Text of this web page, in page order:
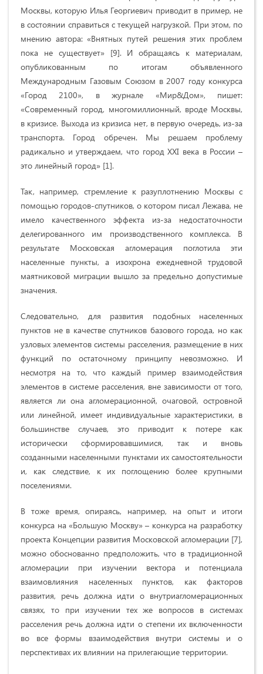
Москвы, которую Илья Георгиевич приводит в пример, не
в состоянии справиться с текущей нагрузкой. При этом, по
мнению автора: «Внятных путей решения этих проблем
пока не существует» [9]. И обращаясь к материалам,
опубликованным по итогам объявленного
Международным Газовым Союзом в 2007 году конкурса
«Город 2100», в журнале «Мир&Дом», пишет:
«Современный город, многомиллионный, вроде Москвы,
в кризисе. Выхода из кризиса нет, в первую очередь, из-за
транспорта. Город обречен. Мы решаем проблему
радикально и утверждаем, что город XXI века в России –
это линейный город» [1].
Так, например, стремление к разуплотнению Москвы с
помощью городов-спутников, о котором писал Лежава, не
имело качественного эффекта из-за недостаточности
делегированного им производственного комплекса. В
результате Московская агломерация поглотила эти
населенные пункты, а изохрона ежедневной трудовой
маятниковой миграции вышло за предельно допустимые
значения.
Следовательно, для развития подобных населенных
пунктов не в качестве спутников базового города, но как
узловых элементов системы расселения, размещение в них
функций по остаточному принципу невозможно. И
несмотря на то, что каждый пример взаимодействия
элементов в системе расселения, вне зависимости от того,
является ли она агломерационной, очаговой, островной
или линейной, имеет индивидуальные характеристики, в
большинстве случаев, это приводит к потере как
исторически сформировавшимися, так и вновь
созданными населенными пунктами их самостоятельности
и, как следствие, к их поглощению более крупными
поселениями.
В тоже время, опираясь, например, на опыт и итоги
конкурса на «Большую Москву» – конкурса на разработку
проекта Концепции развития Московской агломерации [7],
можно обоснованно предположить, что в традиционной
агломерации при изучении вектора и потенциала
взаимовлияния населенных пунктов, как факторов
развития, речь должна идти о внутриагломерационных
связях, то при изучении тех же вопросов в системах
расселения речь должна идти о степени их включенности
во все формы взаимодействия внутри системы и о
перспективах их влиянии на прилегающие территории.